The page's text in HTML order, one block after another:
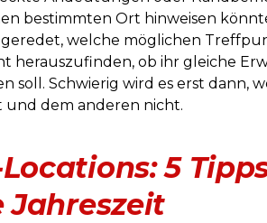
bestimmten Ort hinweisen
welche möglichen
herauszufinden, ob ihr gleiche
soll. Schwierig wird es erst dann,
und dem anderen nicht.
5
Jahreszeit